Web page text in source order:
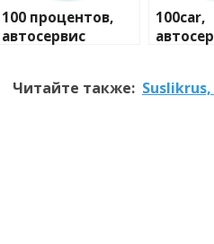
100 процентов,
автосервис
100car,
Читайте также: